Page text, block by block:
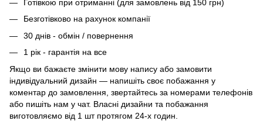
Готівкою при отриманні (для замовлень від 150 грн)
Безготівково на рахунок компанії
30 днів - обмін / повернення
1 рік - гарантія на все
Якщо ви бажаєте змінити мову напису або замовити
індивідуальний дизайн — напишіть своє побажання у
коментар до замовлення, звертайтесь за номерами телефонів
або пишіть нам у чат. Власні дизайни та побажання
виготовляємо від 1 шт протягом 24-х годин.